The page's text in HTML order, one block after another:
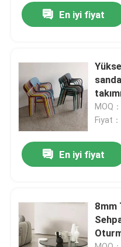
Fabrika turu
Bize Ulaşın
Bir teklif isteği
Ev Odası Mobilyaları
Salon mobilyası
Yemek Odası
En iyi fiyat
MOQ
Fiyat
En iyi fiyat
8mm